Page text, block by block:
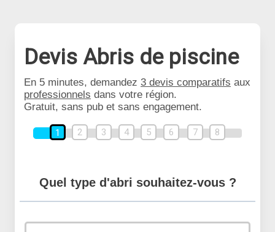
Devis Abris de piscine
En 5 minutes, demandez 3 devis comparatifs aux
professionnels dans votre région.
Gratuit, sans pub et sans engagement.
1 2 3 4 5 6 7 8
Quel type d'abri souhaitez-vous ?